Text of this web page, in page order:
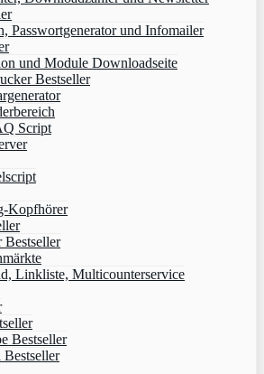
Passwortgenerator und Infomailer
und Module Downloadseite
Bestseller
Script
Kopfhörer
Bestseller
Linkliste, Multicounterservice
Bestseller
Bestseller